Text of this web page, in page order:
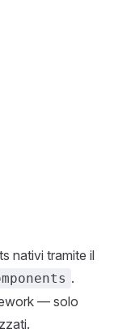
nativi tramite il
.
— solo